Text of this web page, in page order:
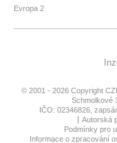
Evropa 2
© 2001 - 2026 Copyright
Schmolkové
IČO: 02346826,
Autorská
Podmínky pro
Informace o zpracování